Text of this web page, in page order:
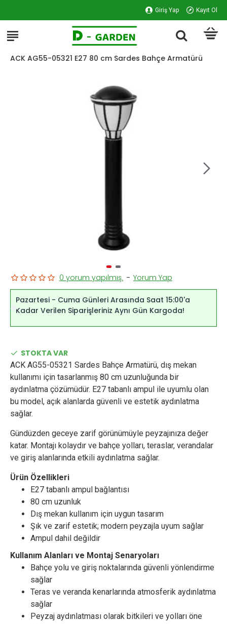
Giriş Yap Kayıt Ol
ACK AG55-05321 E27 80 cm Sardes Bahçe Armatürü
Pazartesi - Cuma Günleri Arasında Saat 15:00'a
Kadar Verilen Siparişleriniz Aynı Gün Kargoda!
STOKTA VAR
0 yorum yapılmış. - Yorum Yap
ACK AG55-05321 Sardes Bahçe Armatürü, dış mekan
kullanımı için tasarlanmış 80 cm uzunluğunda bir
aydınlatma çözümüdür. E27 tabanlı ampul ile uyumlu olan
bu model, açık alanlarda güvenli ve estetik aydınlatma
sağlar.
Gündüzden geceye zarif görünümüyle peyzajınıza değer
katar. Montajı kolaydır ve bahçe yolları, teraslar, verandalar
ve giriş alanlarında etkili aydınlatma sağlar.
Ürün Özellikleri
E27 tabanlı ampul bağlantısı
80 cm uzunluk
Dış mekan kullanım için uygun tasarım
Şık ve zarif estetik; modern peyzajla uyum sağlar
Ampul dahil değildir
Kullanım Alanları ve Montaj Senaryoları
Bahçe yolu ve giriş noktalarında güvenli yönlendirme
sağlar
Teras ve veranda kenarlarında atmosferik aydınlatma
sağlar
Peyzaj aydınlatması olarak bitkileri ve yolları öne